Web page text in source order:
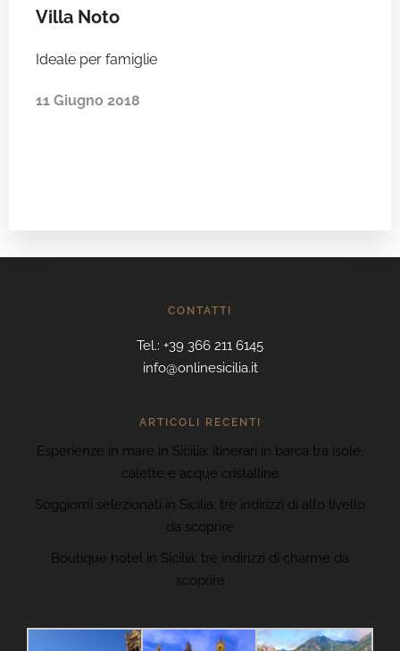
Villa Noto
Ideale per famiglie
11 Giugno 2018
CONTATTI
Tel.: +39 366 211 6145
info@onlinesicilia.it
ARTICOLI RECENTI
Esperienze in mare in Sicilia: itinerari in barca tra isole,
calette e acque cristalline
Soggiorni selezionati in Sicilia: tre indirizzi di alto livello
da scoprire
Boutique hotel in Sicilia: tre indirizzi di charme da
scoprire